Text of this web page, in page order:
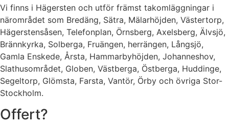
Vi finns i Hägersten och utför främst takomläggningar i
närområdet som Bredäng, Sätra, Mälarhöjden, Västertorp,
Hägerstensåsen, Telefonplan, Örnsberg, Axelsberg, Älvsjö,
Brännkyrka, Solberga, Fruängen, herrängen, Långsjö,
Gamla Enskede, Årsta, Hammarbyhöjden, Johanneshov,
Slathusområdet, Globen, Västberga, Östberga, Huddinge,
Segeltorp, Glömsta, Farsta, Vantör, Örby och övriga Stor-
Stockholm.
Offert?